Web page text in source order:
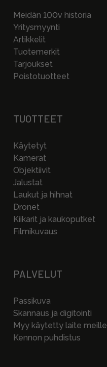
Meidän 100v historia
Yritysmyynti
Artikkelit
Tuotemerkit
Tarjoukset
Poistotuotteet
TUOTTEET
Käytetyt
Kamerat
Objektiivit
Jalustat
Laukut ja hihnat
Dronet
Kiikarit ja kaukoputket
Filmikuvaus
PALVELUT
Passikuva
Skannaus ja digitointi
Myy käytetty laite meille
Kennon puhdistus